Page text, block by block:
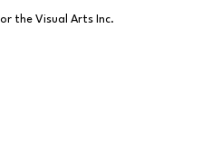
the Visual Arts Inc.